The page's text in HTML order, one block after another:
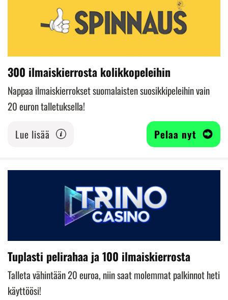
300 ilmaiskierrosta kolikkopeleihin
Nappaa ilmaiskierrokset suomalaisten suosikkipeleihin vain
20 euron talletuksella!
Lue lisää
Pelaa nyt
Tuplasti pelirahaa ja 100 ilmaiskierrosta
Talleta vähintään 20 euroa, niin saat molemmat palkinnot heti
käyttöösi!